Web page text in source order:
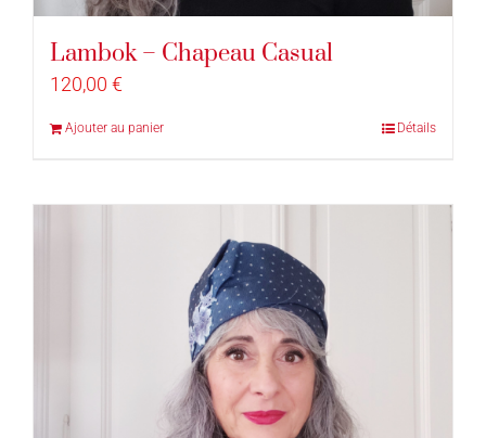
Lambok – Chapeau Casual
120,00 €
Ajouter au panier Détails